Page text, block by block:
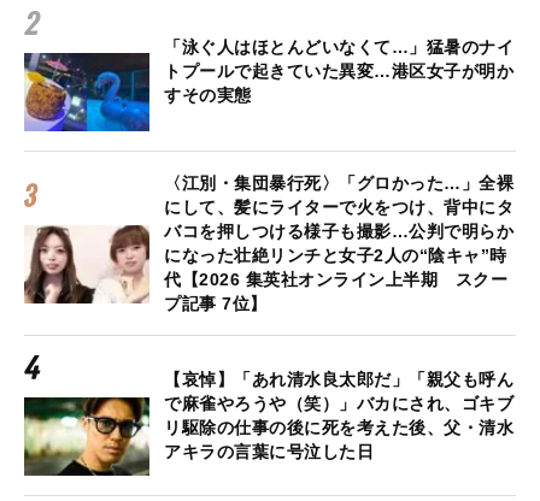
「泳ぐ人はほとんどいなくて…」猛暑のナイ
トプールで起きていた異変…港区女子が明か
すその実態
〈江別・集団暴行死〉「グロかった…」全裸
にして、髪にライターで火をつけ、背中にタ
バコを押しつける様子も撮影…公判で明らか
になった壮絶リンチと女子2人の“陰キャ”時
代【2026 集英社オンライン上半期 スクー
プ記事 7位】
【哀悼】「あれ清水良太郎だ」「親父も呼ん
で麻雀やろうや（笑）」バカにされ、ゴキブ
リ駆除の仕事の後に死を考えた後、父・清水
アキラの言葉に号泣した日